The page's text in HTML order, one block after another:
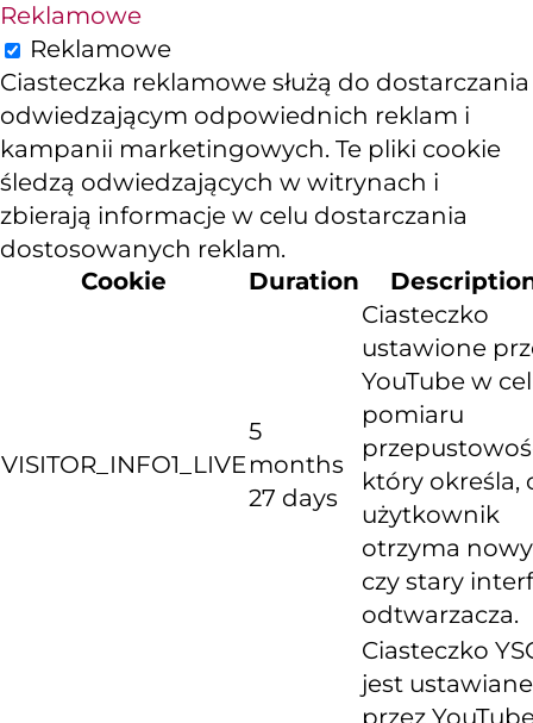
Reklamowe
Reklamowe
Ciasteczka reklamowe służą do dostarczania
odwiedzającym odpowiednich reklam i
kampanii marketingowych. Te pliki cookie
śledzą odwiedzających w witrynach i
zbierają informacje w celu dostarczania
dostosowanych reklam.
Cookie
Duration
VISITOR_INFO1_LIVE
5
months
27 days
Ciasteczko
ustawione
YouTube w
pomiaru
który określa,
użytkownik
otrzyma
czy stary
odtwarzacza.
Ciasteczko
jest ustawiane
przez